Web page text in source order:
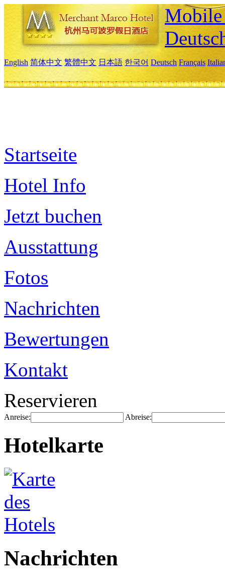
English 简体中文 繁體中文 日本語 한국어 Deutsch Français
Startseite
Hotel Info
Jetzt buchen
Ausstattung
Fotos
Nachrichten
Bewertungen
Kontakt
Reservieren
Anreise: Abreise:
Hotelkarte
Nachrichten